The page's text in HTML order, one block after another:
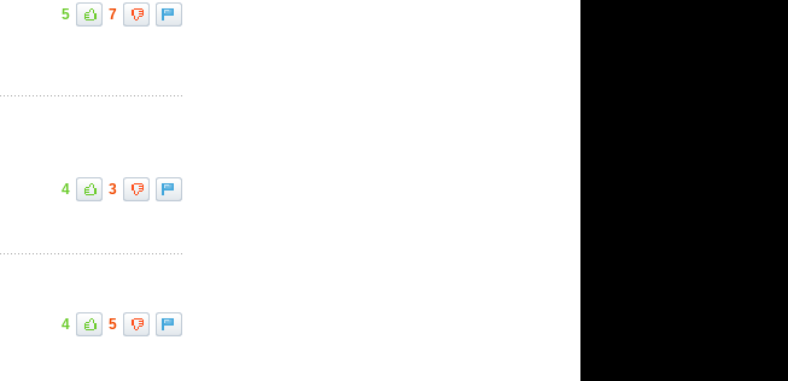
5 7
4 3
4 5